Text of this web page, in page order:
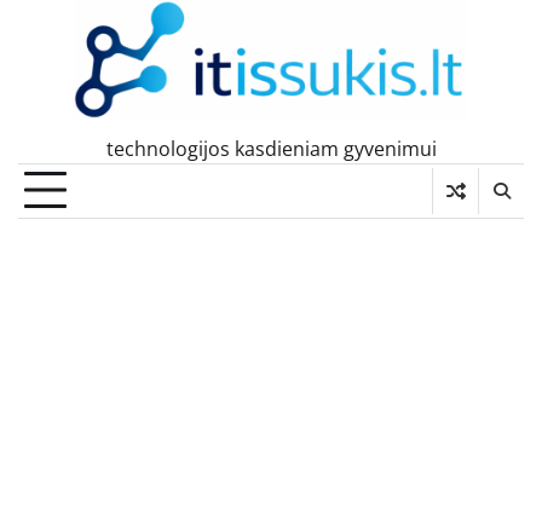
technologijos kasdieniam gyvenimui